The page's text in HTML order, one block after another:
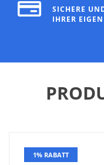
SICHERE
IHRER
1% RABATT